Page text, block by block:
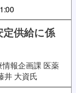
定供給に係
報企画課 医薬
井 大資氏